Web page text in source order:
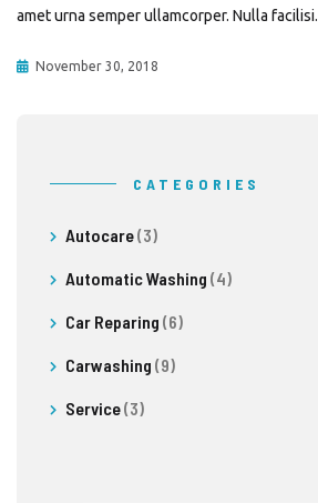
amet urna semper ullamcorper. Nulla facilisi.
November 30, 2018
CATEGORIES
Autocare(3)
Automatic Washing (4)
Car Reparing (6)
Carwashing (9)
Service(3)